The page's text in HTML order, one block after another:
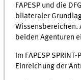
FAPESP und die
bilateraler
Wissensbereichen.
beiden Agenturen
Im FAPESP
Einreichung der